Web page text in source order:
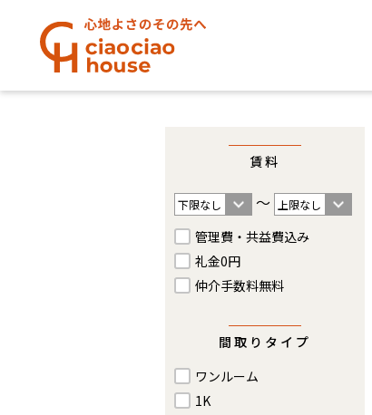
賃料
〜
管理費・共益費込み
礼金0円
仲介手数料無料
間取りタイプ
ワンルーム
1K